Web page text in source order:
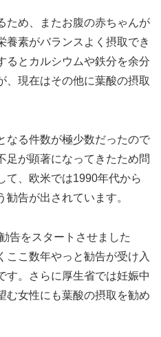
ため、またお腹の赤ちゃんが
養素がバランスよく摂取でき
るとカルシウムや鉄分を余分
、現在はその他に葉酸の摂取
なる件数が極少数だったので
足が顕著になってきたため問
て、欧米では1990年代から
告が出されています。
告をスタートさせました
ここ数年やっと勧告が受け入
す。さらに厚生省では妊娠中
む女性にも葉酸の摂取を勧め